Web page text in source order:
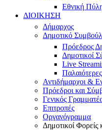
Εθνική
ΔΙΟΙΚΗΣΗ
Δήμαρχος
Δημοτικό
Πρόεδρος
Δημοτικοί
Live
Αντιδήμαρχοι &
Πρόεδροι και
Γενικός
Επιτροπές
Οργανόγραμμα
Δημοτικοί Φορείς